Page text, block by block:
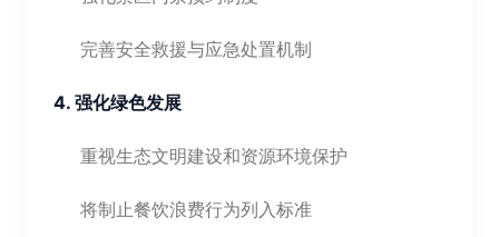
完善安全救援与应急处置机制
4. 强化绿色发展
重视生态文明建设和资源环境保护
将制止餐饮浪费行为列入标准